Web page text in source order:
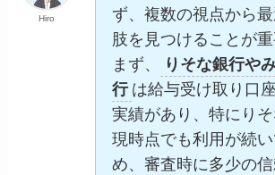
Hiro
ず、複数の視点から
肢を見つけることが重
まず、
りそな銀行や
行 は給与受け取り口
実績があり、特にり
現時点でも利用が続
め、審査時に多少の